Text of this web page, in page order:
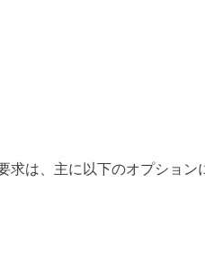
は、主に以下のオプション